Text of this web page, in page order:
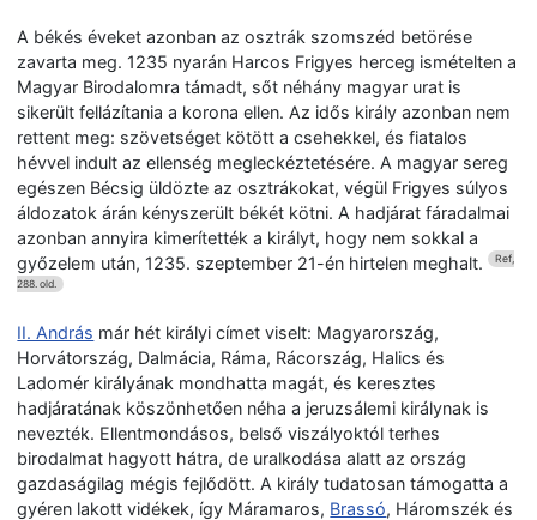
A békés éveket azonban az osztrák szomszéd betörése
zavarta meg. 1235 nyarán Harcos Frigyes herceg ismételten a
Magyar Birodalomra támadt, sőt néhány magyar urat is
sikerült fellázítania a korona ellen. Az idős király azonban nem
rettent meg: szövetséget kötött a csehekkel, és fiatalos
hévvel indult az ellenség megleckéztetésére. A magyar sereg
egészen Bécsig üldözte az osztrákokat, végül Frigyes súlyos
áldozatok árán kényszerült békét kötni. A hadjárat fáradalmai
azonban annyira kimerítették a királyt, hogy nem sokkal a
győzelem után, 1235. szeptember 21-én hirtelen meghalt. Ref,
288. old.
II. András már hét királyi címet viselt: Magyarország,
Horvátország, Dalmácia, Ráma, Rácország, Halics és
Ladomér királyának mondhatta magát, és keresztes
hadjáratának köszönhetően néha a jeruzsálemi királynak is
nevezték. Ellentmondásos, belső viszályoktól terhes
birodalmat hagyott hátra, de uralkodása alatt az ország
gazdaságilag mégis fejlődött. A király tudatosan támogatta a
gyéren lakott vidékek, így Máramaros, Brassó, Háromszék és